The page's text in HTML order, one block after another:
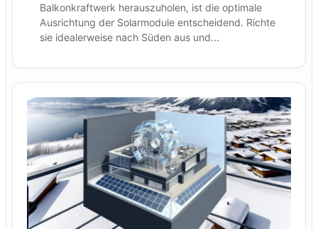
Balkonkraftwerk herauszuholen, ist die optimale
Ausrichtung der Solarmodule entscheidend. Richte
sie idealerweise nach Süden aus und...